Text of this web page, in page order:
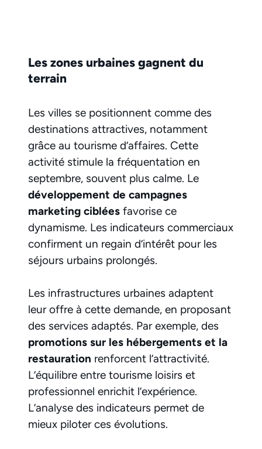
Les zones urbaines gagnent du
terrain
Les villes se positionnent comme des
destinations attractives, notamment
grâce au tourisme d’affaires. Cette
activité stimule la fréquentation en
septembre, souvent plus calme. Le
développement de campagnes
marketing ciblées favorise ce
dynamisme. Les indicateurs commerciaux
confirment un regain d’intérêt pour les
séjours urbains prolongés.
Les infrastructures urbaines adaptent
leur offre à cette demande, en proposant
des services adaptés. Par exemple, des
promotions sur les hébergements et la
restauration renforcent l’attractivité.
L’équilibre entre tourisme loisirs et
professionnel enrichit l’expérience.
L’analyse des indicateurs permet de
mieux piloter ces évolutions.